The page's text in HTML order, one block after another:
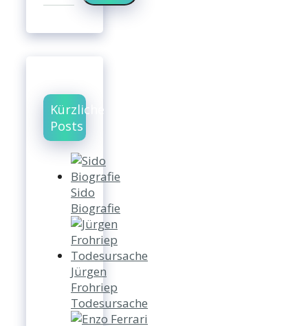
Kürzliche
Posts
Sido
Biografie
Jürgen
Frohriep
Todesursache